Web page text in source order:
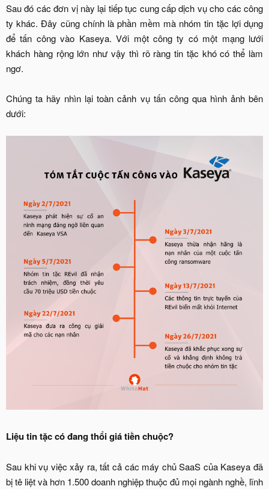
Sau đó các đơn vị này lại tiếp tục cung cấp dịch vụ cho các công
ty khác. Đây cũng chính là phần mềm mà nhóm tin tặc lợi dụng
để tấn công vào Kaseya. Với một công ty có một mạng lưới
khách hàng rộng lớn như vậy thì rõ ràng tin tặc khó có thể làm
ngơ.
Chúng ta hãy nhìn lại toàn cảnh vụ tấn công qua hình ảnh bên
dưới:​
Liệu tin tặc có đang thổi giá tiền chuộc?
Sau khi vụ việc xảy ra, tất cả các máy chủ SaaS của Kaseya đã
bị tê liệt và hơn 1.500 doanh nghiệp thuộc đủ mọi ngành nghề, lĩnh